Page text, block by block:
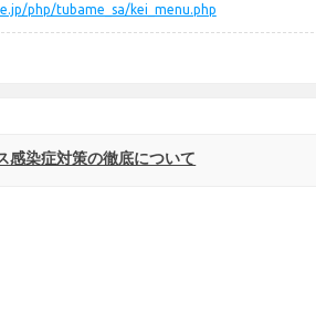
php/tubame_sa/kei_menu.php
感染症対策の徹底について